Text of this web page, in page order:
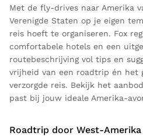
Met de fly-drives naar Amerika
Verenigde Staten op je eigen
reis hoeft te organiseren. Fox
comfortabele hotels en een
routebeschrijving vol tips en
vrijheid van een roadtrip én het
verzorgde reis. Bekijk het
past bij jouw ideale Amerika-
Roadtrip door West-